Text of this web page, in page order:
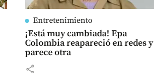
Entretenimiento
¡Está muy cambiada! Epa
Colombia reapareció en redes y
parece otra
share